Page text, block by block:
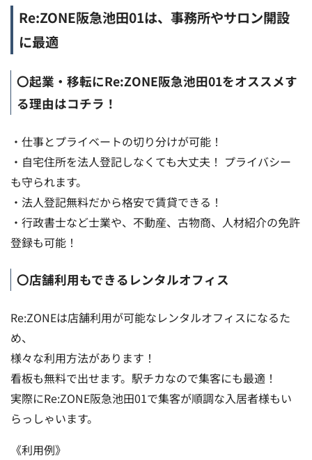
Re:ZONE阪急池田01は、事務所やサロン開設
に最適
〇起業・移転にRe:ZONE阪急池田01をオススメす
る理由はコチラ！
・仕事とプライベートの切り分けが可能！
・自宅住所を法人登記しなくても大丈夫！ プライバシー
も守られます。
・法人登記無料だから格安で賃貸できる！
・行政書士など士業や、不動産、古物商、人材紹介の免許
登録も可能！
〇店舗利用もできるレンタルオフィス
Re:ZONEは店舗利用が可能なレンタルオフィスになるた
め、
様々な利用方法があります！
看板も無料で出せます。駅チカなので集客にも最適！
実際にRe:ZONE阪急池田01で集客が順調な入居者様もい
らっしゃいます。
《利用例》